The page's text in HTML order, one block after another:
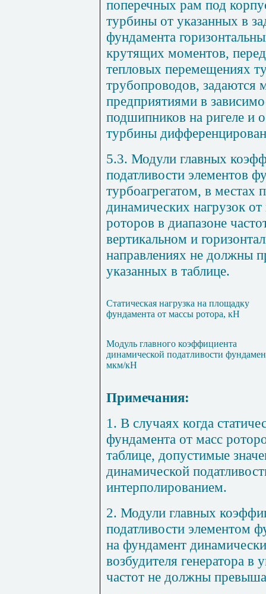
поперечных рам под
турбины от указанных в
фундамента
крутящих моментов,
тепловых перемещениях
трубопроводов,
предприятиями в
подшипников на ригеле и
турбины
5.3. Модули главных
податливости элементов
турбоагрегатом, в местах
динамических нагрузок
роторов в диапазоне
вертикальном и
направлениях не должны
указанных в таблице.
Статическая нагрузка на площадку
фундамента от массы ротора, кН
Модуль главного коэффициента
динамической податливости
мкм/кН
Примечания:
1. В случаях когда
фундамента от масс
таблице, допустимые
динамической
интерполированием.
2. Модули главных
податливости элементом
на фундамент
возбудителя генератора
частот не должны